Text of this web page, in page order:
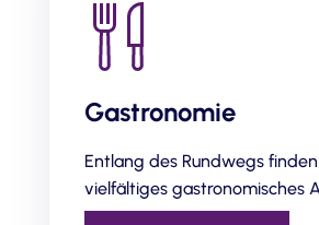
Gastronomie
Entlang des Rundwegs
vielfältiges gastronomisches